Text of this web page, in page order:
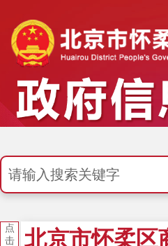
点
击
北京市怀柔区